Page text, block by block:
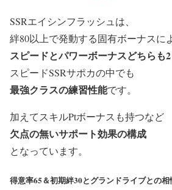
SSRエイシンフラッシュは、
絆80以上で発動する固有ボーナスに
スピードとパワーボーナスどちらも2
スピードSSRサポカの中でも
最強クラスの練習性能です。
加えてスキルPtボーナスも持つなど
欠点の無いサポート効果の構成
となっています。
得意率65＆初期絆30とグランドライブとの